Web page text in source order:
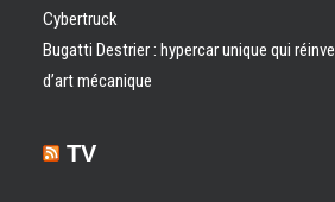
Cybertruck
Bugatti Destrier : hypercar unique qui
d’art mécanique
TV